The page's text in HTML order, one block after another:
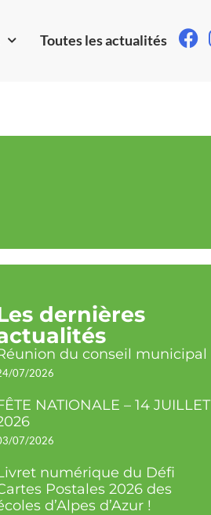
Toutes les actualités
dernières
du conseil municipal
07/2026
NATIONALE – 14 JUILLET
07/2026
numérique du Défi
Postales 2026 des
d’Alpes d’Azur !